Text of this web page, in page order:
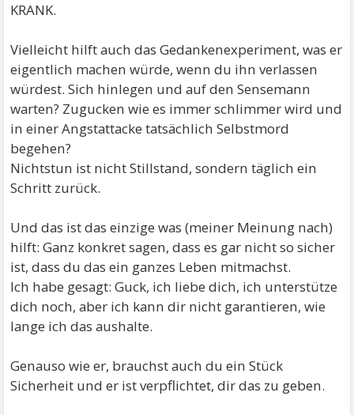
KRANK.
Vielleicht hilft auch das Gedankenexperiment, was er
eigentlich machen würde, wenn du ihn verlassen
würdest. Sich hinlegen und auf den Sensemann
warten? Zugucken wie es immer schlimmer wird und
in einer Angstattacke tatsächlich Selbstmord
begehen?
Nichtstun ist nicht Stillstand, sondern täglich ein
Schritt zurück.
Und das ist das einzige was (meiner Meinung nach)
hilft: Ganz konkret sagen, dass es gar nicht so sicher
ist, dass du das ein ganzes Leben mitmachst.
Ich habe gesagt: Guck, ich liebe dich, ich unterstütze
dich noch, aber ich kann dir nicht garantieren, wie
lange ich das aushalte.
Genauso wie er, brauchst auch du ein Stück
Sicherheit und er ist verpflichtet, dir das zu geben.